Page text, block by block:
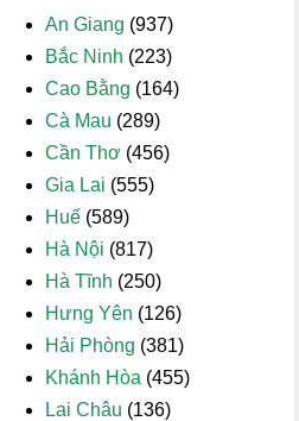
An Giang (937)
Bắc Ninh (223)
Cao Bằng (164)
Cà Mau (289)
Cần Thơ (456)
Gia Lai (555)
Huế (589)
Hà Nội (817)
Hà Tĩnh (250)
Hưng Yên (126)
Hải Phòng (381)
Khánh Hòa (455)
Lai Châu (136)